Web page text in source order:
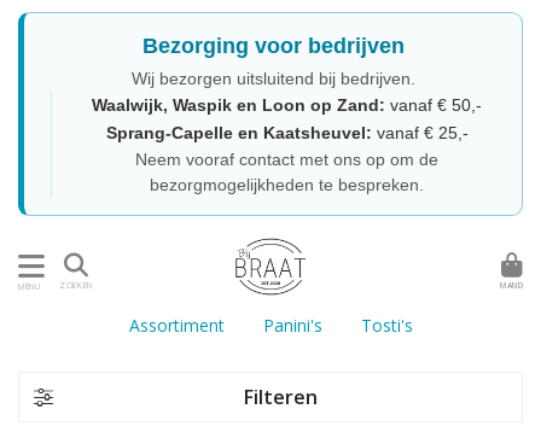
Bezorging voor bedrijven
Wij bezorgen uitsluitend bij bedrijven.
Waalwijk, Waspik en Loon op Zand: vanaf € 50,-
Sprang-Capelle en Kaatsheuvel: vanaf € 25,-
Neem vooraf contact met ons op om de
bezorgmogelijkheden te bespreken.
MENU ZOEKEN MAND
Assortiment Panini's Tosti's
Filteren